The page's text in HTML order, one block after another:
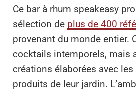
Ce bar à rhum speakeasy
sélection de plus de 400
provenant du monde entier.
cocktails intemporels, mais
créations élaborées avec les
produits de leur jardin.